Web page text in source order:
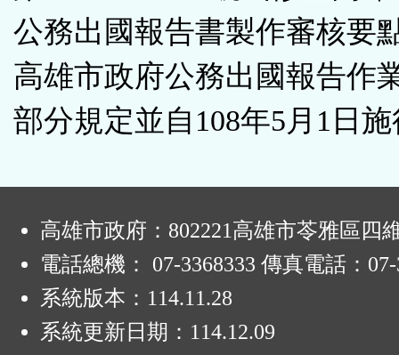
按
鈕
區
公務出國報告書製作審核要
高雄市政府公務出國報告作
部分規定並自108年5月1日施
高雄市政府：802221高雄市苓雅區四
電話總機： 07-3368333 傳真電話：07-
系統版本： 114.11.28
系統更新日期： 114.12.09